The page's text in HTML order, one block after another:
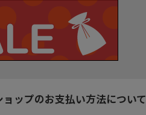
ップのお支払い方法について